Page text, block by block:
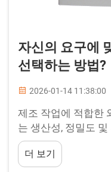
자신의 요구에
선택하는 방법?
2026-01-14 11:38:00
제조 작업에 적합한
는 생산성, 정밀도
인 영향을 미치는 여
니다. 현대 산업 환경
더 보기